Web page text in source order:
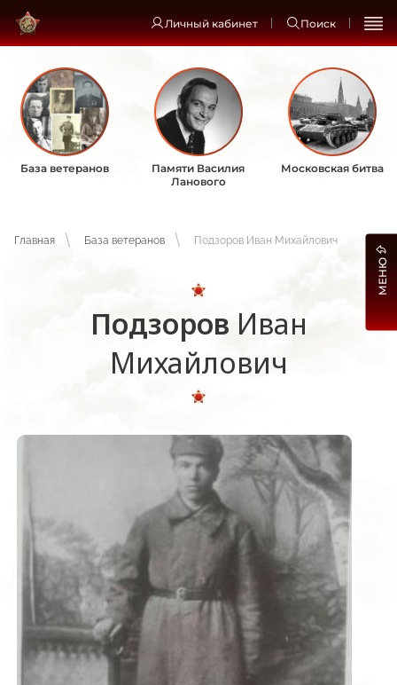
Личный кабинет Поиск
База ветеранов
Памяти Василия
Ланового
Московская битва
Главная База ветеранов Подзоров Иван Михайлович
Подзоров Иван
Михайлович
МЕНЮ